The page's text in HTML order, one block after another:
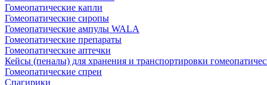
Гомеопатические капли
Гомеопатические сиропы
Гомеопатические ампулы WALA
Гомеопатические препараты
Гомеопатические аптечки
Кейсы (пеналы) для хранения и транспортировки
Гомеопатические спреи
Спагирики